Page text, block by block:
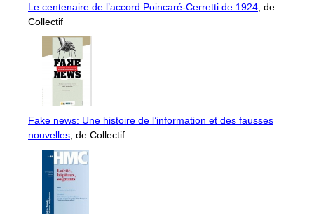
Le centenaire de l’accord Poincaré-Cerretti de 1924 , de
Collectif
Fake news: Une histoire de l’information et des fausses
nouvelles , de Collectif